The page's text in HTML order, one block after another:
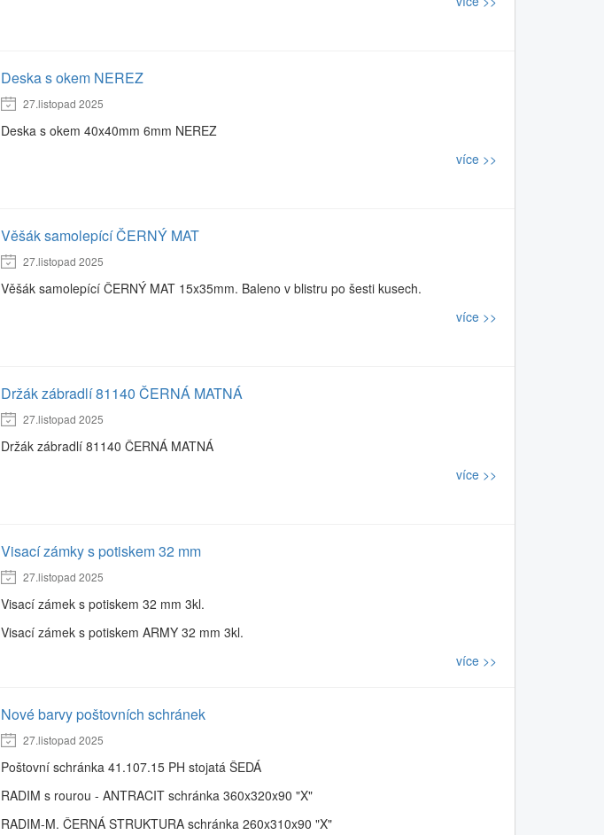
Deska s okem NEREZ
27.listopad 2025
Deska s okem 40x40mm 6mm NEREZ
více >>
Věšák samolepící ČERNÝ MAT
27.listopad 2025
Věšák samolepící ČERNÝ MAT 15x35mm. Baleno v blistru po šesti kusech.
více >>
Držák zábradlí 81140 ČERNÁ MATNÁ
27.listopad 2025
Držák zábradlí 81140 ČERNÁ MATNÁ
více >>
Visací zámky s potiskem 32 mm
27.listopad 2025
Visací zámek s potiskem 32 mm 3kl.
Visací zámek s potiskem ARMY 32 mm 3kl.
více >>
Nové barvy poštovních schránek
27.listopad 2025
Poštovní schránka 41.107.15 PH stojatá ŠEDÁ
RADIM s rourou - ANTRACIT schránka 360x320x90 "X"
RADIM-M. ČERNÁ STRUKTURA schránka 260x310x90 "X"